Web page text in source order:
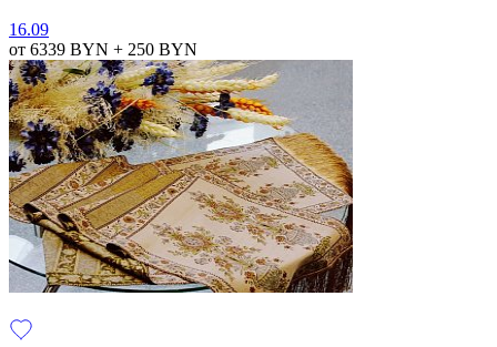
16.09
от 6339 BYN + 250 BYN